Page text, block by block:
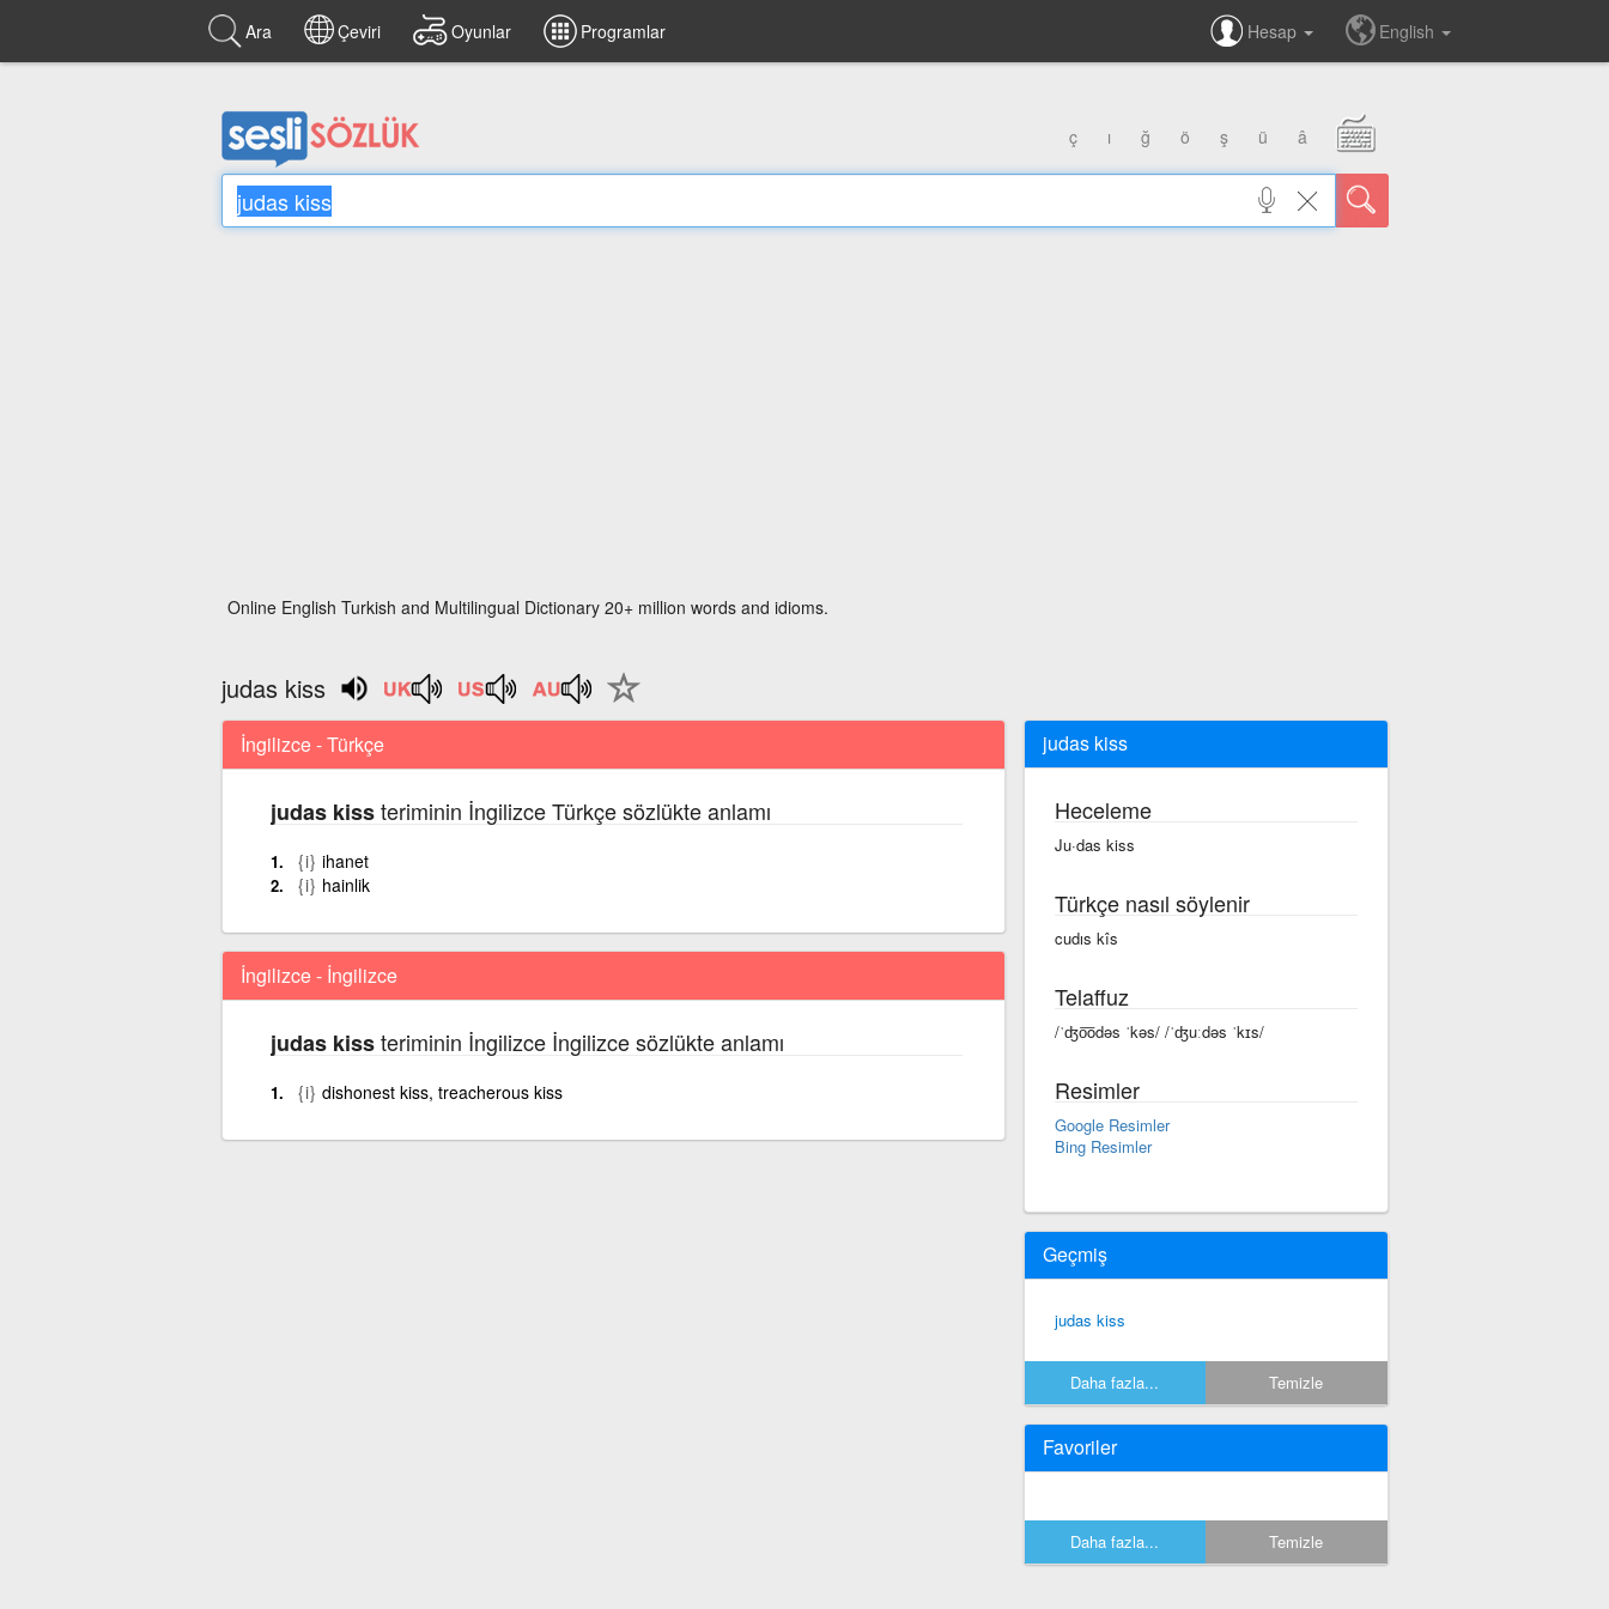
Ara Çeviri Oyunlar Programlar Hesap English
ç ı ğ ö ş ü â
Online English Turkish and Multilingual Dictionary 20+ million words and idioms.
judas kiss
İngilizce - Türkçe
judas kissteriminin İngilizce Türkçe sözlükte anlamı
{i} ihanet
{i} hainlik
İngilizce - İngilizce
judas kissteriminin İngilizce İngilizce sözlükte anlamı
{i} dishonest kiss, treacherous kiss
judas kiss
Heceleme
Ju·das kiss
Türkçe nasıl söylenir
cudıs kîs
Telaffuz
/ˈʤo͞odəs ˈkəs/ /ˈʤuːdəs ˈkɪs/
Resimler
Google Resimler
Bing Resimler
Geçmiş
judas kiss
Daha fazla... Temizle
Favoriler
Daha fazla... Temizle